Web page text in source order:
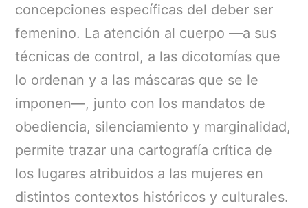
concepciones específicas del deber ser
femenino. La atención al cuerpo —a sus
técnicas de control, a las dicotomías que
lo ordenan y a las máscaras que se le
imponen—, junto con los mandatos de
obediencia, silenciamiento y marginalidad,
permite trazar una cartografía crítica de
los lugares atribuidos a las mujeres en
distintos contextos históricos y culturales.